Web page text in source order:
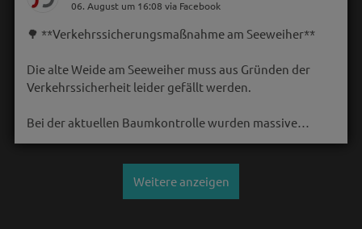
06. August um 16:08 via Facebook
🌳 **Verkehrssicherungsmaßnahme am Seeweiher**
Die alte Weide am Seeweiher muss aus Gründen der
Verkehrssicherheit leider gefällt werden.
Bei der aktuellen Baumkontrolle wurden massive…
Weitere anzeigen